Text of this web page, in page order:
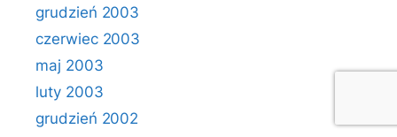
grudzień 2003
czerwiec 2003
maj 2003
luty 2003
grudzień 2002